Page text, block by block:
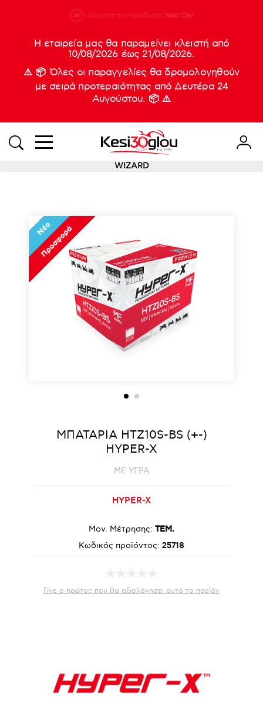
Δυνατότητα παράδοσης Next Day
Νέες
Η εταιρεία μας θα παραμείνει κλειστή από
10/08/2026 έως 21/08/2026.
⚠️ 📦 Όλες οι παραγγελίες θα δρομολογηθούν
με σειρά προτεραιότητας από Δευτέρα 24
Αυγούστου. 📦 ⚠️
WIZARD
Νέο
Προσφορά
ΜΠΑΤΑΡΙΑ HTZ10S-BS (+-)
HYPER-X
ΜΕ ΥΓΡΑ
HYPER-X
Μον. Μέτρησης: ΤΕΜ.
Κωδικός προϊόντος: 25718
Γίνε ο πρώτος που θα αξιολόγησει αυτό το προϊόν